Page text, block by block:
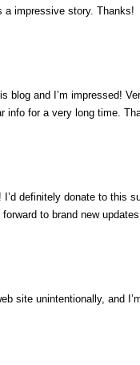
a impressive story. Thanks!
blog and I’m impressed!
info for a very long time.
I’d definitely donate to this
to brand new
site unintentionally, and